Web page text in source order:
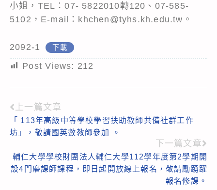
小姐，TEL：07- 5822010轉120、07-585-
5102，E-mail：khchen@tyhs.kh.edu.tw。
2092-1 下載
Post Views: 212
Read
more
上一篇文章
「 113年高級中等學校學習扶助教師共備社群工作
坊」，敬請國英數教師參加 。
下一篇文章
輔仁大學學校財團法人輔仁大學112學年度第2學期開
設4門磨課師課程，即日起開放線上報名，敬請勵踴躍
報名修課。